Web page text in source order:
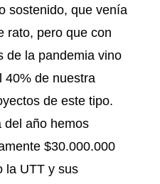
sostenido, que venía
rato, pero que con
de la pandemia vino
40% de nuestra
de este tipo.
del año hemos
$30.000.000
la UTT y sus